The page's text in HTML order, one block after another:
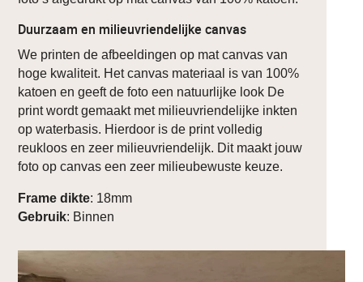
Duurzaam en milieuvriendelijke canvas
We printen de afbeeldingen op mat canvas van
hoge kwaliteit. Het canvas materiaal is van 100%
katoen en geeft de foto een natuurlijke look De
print wordt gemaakt met milieuvriendelijke inkten
op waterbasis. Hierdoor is de print volledig
reukloos en zeer milieuvriendelijk. Dit maakt jouw
foto op canvas een zeer milieubewuste keuze.
Frame dikte: 18mm
Gebruik: Binnen